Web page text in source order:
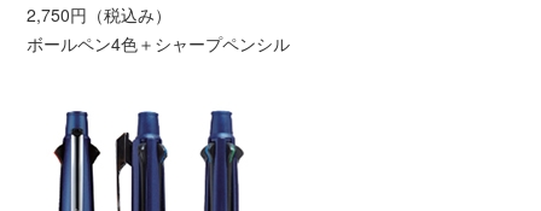
2,750円（税込み）
ボールペン4色＋シャープペンシル